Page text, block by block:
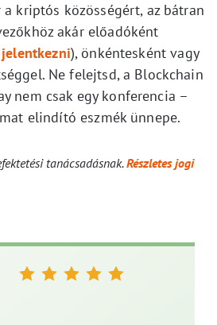
kriptós közösségért, az bátran
akár előadóként
), önkéntesként vagy
Ne felejtsd, a Blockchain
nem csak egy konferencia –
elindító eszmék ünnepe.
tanácsadásnak.Részletes jogi